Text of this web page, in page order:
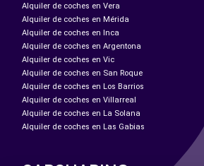
Alquiler de coches en Vera
Alquiler de coches en Mérida
Alquiler de coches en Inca
Alquiler de coches en Argentona
Alquiler de coches en Vic
Alquiler de coches en San Roque
Alquiler de coches en Los Barrios
Alquiler de coches en Villarreal
Alquiler de coches en La Solana
Alquiler de coches en Las Gabias